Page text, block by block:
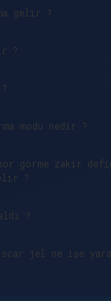
gelir ?
?
modu nedir ?
görme zakir
?
?
scar jel ne işe